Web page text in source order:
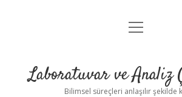
Anasayfa
Yasal Uyarı
menüyü
Laboratuvar ve Analiz
Bilimsel süreçleri anlaşılır şekilde